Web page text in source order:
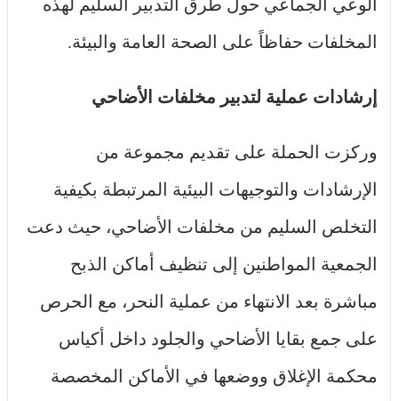
الوعي الجماعي حول طرق التدبير السليم لهذه
المخلفات حفاظاً على الصحة العامة والبيئة.
إرشادات عملية لتدبير مخلفات الأضاحي
وركزت الحملة على تقديم مجموعة من
الإرشادات والتوجيهات البيئية المرتبطة بكيفية
التخلص السليم من مخلفات الأضاحي، حيث دعت
الجمعية المواطنين إلى تنظيف أماكن الذبح
مباشرة بعد الانتهاء من عملية النحر، مع الحرص
على جمع بقايا الأضاحي والجلود داخل أكياس
محكمة الإغلاق ووضعها في الأماكن المخصصة